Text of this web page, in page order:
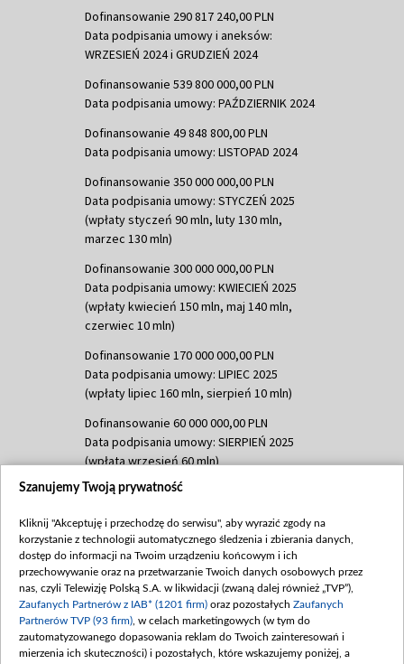
Dofinansowanie 290 817 240,00 PLN
Data podpisania umowy i aneksów:
WRZESIEŃ 2024 i GRUDZIEŃ 2024
Dofinansowanie 539 800 000,00 PLN
Data podpisania umowy: PAŹDZIERNIK 2024
Dofinansowanie 49 848 800,00 PLN
Data podpisania umowy: LISTOPAD 2024
Dofinansowanie 350 000 000,00 PLN
Data podpisania umowy: STYCZEŃ 2025
(wpłaty styczeń 90 mln, luty 130 mln,
marzec 130 mln)
Dofinansowanie 300 000 000,00 PLN
Data podpisania umowy: KWIECIEŃ 2025
(wpłaty kwiecień 150 mln, maj 140 mln,
czerwiec 10 mln)
Dofinansowanie 170 000 000,00 PLN
Data podpisania umowy: LIPIEC 2025
(wpłaty lipiec 160 mln, sierpień 10 mln)
Dofinansowanie 60 000 000,00 PLN
Data podpisania umowy: SIERPIEŃ 2025
(wpłata wrzesień 60 mln)
Dofinansowanie 635 783 051,21 PLN
(wpłata wrzesień 100 mln, październik 350
mln, listopad 265 mln)
Dofinansowanie 48 862 000,00 PLN
Data podpisania umowy: GRUDZIEŃ 2025
(wpłata grudzień 60,548 mln)
Dofinansowanie 900 000 000,00 PLN
Szanujemy Twoją prywatność
Kliknij "Akceptuję i przechodzę do serwisu", aby wyrazić zgody na
korzystanie z technologii automatycznego śledzenia i zbierania danych,
dostęp do informacji na Twoim urządzeniu końcowym i ich
przechowywanie oraz na przetwarzanie Twoich danych osobowych przez
nas, czyli Telewizję Polską S.A. w likwidacji (zwaną dalej również „TVP”),
Zaufanych Partnerów z IAB* (1201 firm) oraz pozostałych Zaufanych
Partnerów TVP (93 firm) , w celach marketingowych (w tym do
zautomatyzowanego dopasowania reklam do Twoich zainteresowań i
mierzenia ich skuteczności) i pozostałych, które wskazujemy poniżej, a